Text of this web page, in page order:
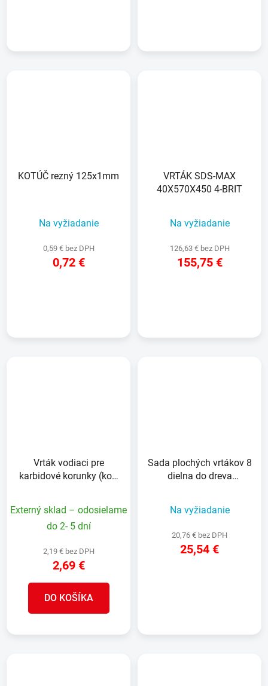
KOTÚČ rezný 125x1mm
Na vyžiadanie
0,59 € bez DPH
0,72 €
VRTÁK SDS-MAX
40X570X450 4-BRIT
Na vyžiadanie
126,63 € bez DPH
155,75 €
Vrták vodiaci pre
karbidové korunky (kov,
Externý sklad – odosielame
do 2- 5 dní
2,19 € bez DPH
2,69 €
DO KOŠÍKA
Sada plochých vrtákov 8
dielna do dreva
Na vyžiadanie
20,76 € bez DPH
25,54 €